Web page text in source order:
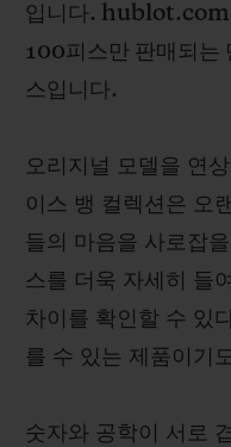
입니다. hublot.com
100피스만 판매되는
스입니다.
오리지널 모델을 연
이스 뱅 컬렉션은 오
들의 마음을 사로잡
스를 더욱 자세히 들
차이를 확인할 수 있
를 수 있는 제품이기
숫자와 공학이 서로